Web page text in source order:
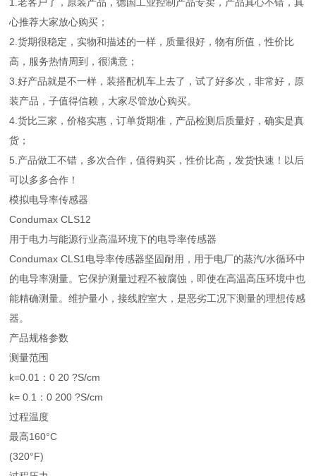
心推荐大家放心购买；
2.货期很稳定，实物和描述的一样，质量很好，物有所值，性价比
高，服务热情周到，很满意；
3.好产品就是不一样，装搭配机车上去了，试了好多次，非常好，原
装产品，子值得信赖，大家尽管放心购买。
4.货比三家，价格实惠，订单货期准，产品检测后质量好，确实是真
货；
5.产品做工不错，多次合作，值得购买，性价比高，发货快速！以后
可以多多合作！
模拟电导率传感器
Condumax CLS12
用于电力与能源行业高温环境下的电导率传感器
Condumax CLS1电导率传感器坚固耐用，用于电厂的蒸汽/水循环中
的电导率测量。它保护测量过程不被腐蚀，即使在高温高压环境中也
能精确测量。维护量小，接线腔室大，是恶劣工况下测量的理想传感
器。
产品规格参数
测量范围
k=0.01：0 20 ?S/cm
k= 0.1：0 200 ?S/cm
过程温度
最高160°C
(320°F)